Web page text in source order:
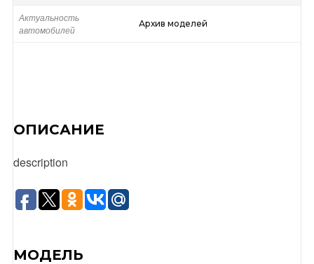
Актуальность
автомобилей
Архив моделей
ОПИСАНИЕ
description
МОДЕЛЬ